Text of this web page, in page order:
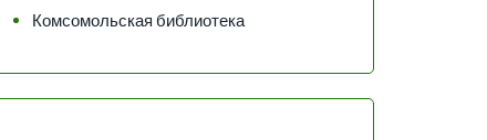
Комсомольская библиотека